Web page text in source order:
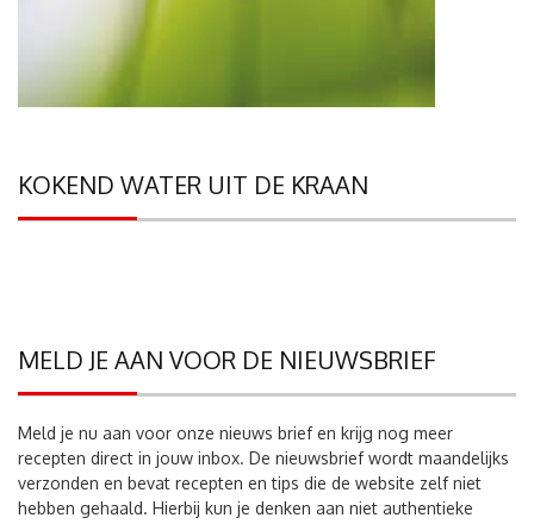
KOKEND WATER UIT DE KRAAN
MELD JE AAN VOOR DE NIEUWSBRIEF
Meld je nu aan voor onze nieuws brief en krijg nog meer
recepten direct in jouw inbox. De nieuwsbrief wordt maandelijks
verzonden en bevat recepten en tips die de website zelf niet
hebben gehaald. Hierbij kun je denken aan niet authentieke